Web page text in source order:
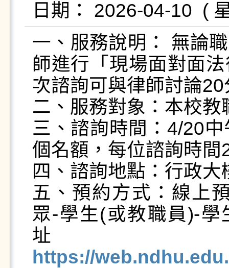
一、服務說明： 無論
師進行「現場面對面
次諮詢可與律師討論20
二、服務對象：本校教
三、諮詢時間：4/20
個名額，每位諮詢時間
四、諮詢地點：行政
五、預約方式：線上
眾-學生(或教職員)-
https://